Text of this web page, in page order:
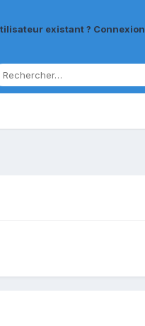
existant ? Connexion